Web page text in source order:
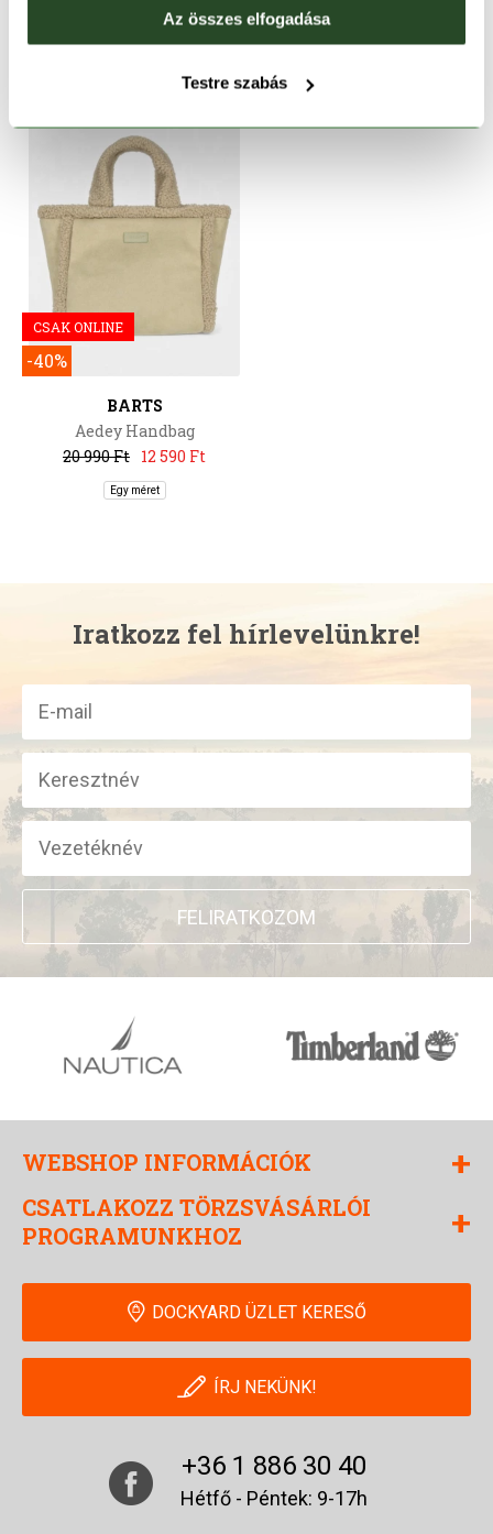
Az összes elfogadása
Testre szabás
11 390 Ft
Egy méret
CSAK ONLINE
-40%
BARTS
Aedey Handbag
20 990 Ft 12 590 Ft
Egy méret
Iratkozz fel hírlevelünkre!
FELIRATKOZOM
WEBSHOP INFORMÁCIÓK +
CSATLAKOZZ TÖRZSVÁSÁRLÓI
PROGRAMUNKHOZ
+
DOCKYARD ÜZLET KERESŐ
+36 1 886 30 40
Hétfő - Péntek: 9-17h
ÍRJ NEKÜNK!